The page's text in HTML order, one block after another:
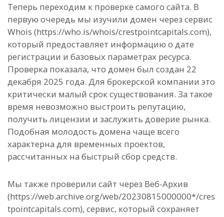
Теперь переходим к проверке самого сайта. В
первую очередь мы изучили домен через сервис
Whois (https://who.is/whois/crestpointcapitals.com),
который предоставляет информацию о дате
регистрации и базовых параметрах ресурса.
Проверка показала, что домен был создан 22
декабря 2025 года. Для брокерской компании это
критически малый срок существования. За такое
время невозможно выстроить репутацию,
получить лицензии и заслужить доверие рынка.
Подобная молодость домена чаще всего
характерна для временных проектов,
рассчитанных на быстрый сбор средств.
Мы также проверили сайт через Веб-Архив
(https://web.archive.org/web/20230815000000*/cres
tpointcapitals.com), сервис, который сохраняет